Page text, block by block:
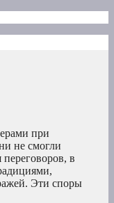
при
не смогли
в
Эти споры